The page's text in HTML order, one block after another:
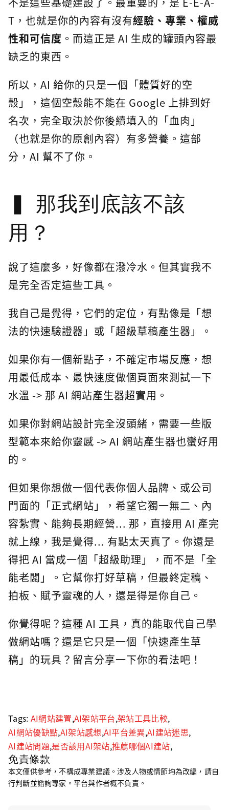
T，也就是你的內容有沒有經驗、專業、權威
性和可信度 。而這正是 AI 生成的罐頭內容最
缺乏的東西。
所以，AI 給你的只是一個「體質好的空
殼」，這個空殼能不能在 Google 上排到好
名次，完全取決於你後續填入的「血肉」
（也就是你的原創內容）有多營養。這部
分，AI 幫不了你。
那我到底該不該
用？
說了這麼多，好像都在潑冷水。但其實我不
是完全否定這些工具。
我自己是覺得，它們的定位，有點像是「想
法的快速驗證器」或「超級草稿產生器」。
如果你有一個新點子，不確定市場反應，想
用最低成本、最快速度做個頁面來測試一下
水溫 -> 那 AI 網站產生器超實用。
如果你對網站設計完全沒頭緒，需要一些版
型範本來給你靈感 -> AI 網站產生器也蠻好用
的。
但如果你想做一個代表你個人品牌、或公司
門面的「正式網站」，希望它獨一無二、內
容紮實、能夠長期經營... 那，直接用 AI 產完
就上線，我是覺得... 有點太天真了。你還是
得把 AI 當成一個「超級助理」，而不是「全
能老闆」。它幫你打好草稿，但最終定稿、
拍板、賦予靈魂的人，還是得是你自己。
你覺得呢？這種 AI 工具，真的能取代自己學
做網站嗎？還是它只是一個「快速產生草
稿」的玩具？留言分享一下你的看法吧！
Tags: AI網站建置,AI架站平台,架站工具比較,
AI網站優缺點,AI架站感想,AI平台差異,AI建站迷思,
AI建站問題,是否該用AI架站,推薦哪個AI建站,
免責條款
本文僅供參考，不構成專業建議。涉及人物或情節均為改編，請自
行判斷並諮詢專家。平台與作者概不負責。